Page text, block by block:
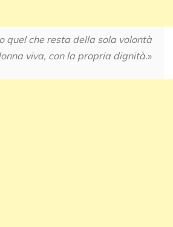
quel che resta della sola volontà
viva, con la propria dignità.»